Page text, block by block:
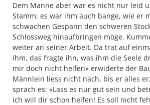
Dem Manne aber war es nicht nur leid
Stamm; es war ihm auch bange, wie er
schwachen Gespann den schweren
Schlossweg hinaufbringen möge.
weiter an seiner Arbeit. Da trat auf
ihm, das fragte ihn, was ihm die Seele
mir doch nicht helfen» erwiderte der
Männlein liess nicht nach, bis er alles
sprach es: «Lass es nur gut sein und
ich will dir schon helfen! Es soll nicht